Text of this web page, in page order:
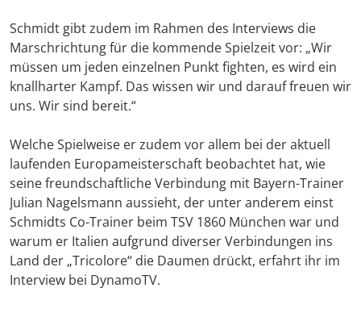
Schmidt gibt zudem im Rahmen des Interviews die
Marschrichtung für die kommende Spielzeit vor: „Wir
müssen um jeden einzelnen Punkt fighten, es wird ein
knallharter Kampf. Das wissen wir und darauf freuen wir
uns. Wir sind bereit.“
Welche Spielweise er zudem vor allem bei der aktuell
laufenden Europameisterschaft beobachtet hat, wie
seine freundschaftliche Verbindung mit Bayern-Trainer
Julian Nagelsmann aussieht, der unter anderem einst
Schmidts Co-Trainer beim TSV 1860 München war und
warum er Italien aufgrund diverser Verbindungen ins
Land der „Tricolore“ die Daumen drückt, erfahrt ihr im
Interview bei DynamoTV.